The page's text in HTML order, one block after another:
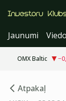
Jaunumi
OMX Baltic
Atpakaļ